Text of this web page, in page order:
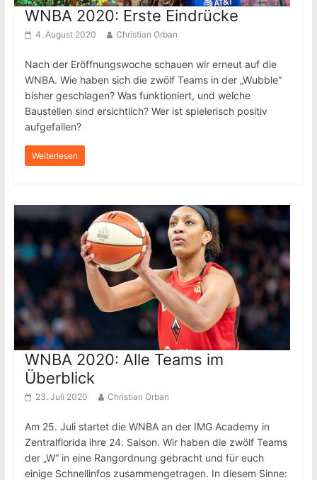
WNBA 2020: Erste Eindrücke
4. August 2020 Christian Orban
Nach der Eröffnungswoche schauen wir erneut auf die
WNBA. Wie haben sich die zwölf Teams in der „Wubble“
bisher geschlagen? Was funktioniert, und welche
Baustellen sind ersichtlich? Wer ist spielerisch positiv
aufgefallen?
Weiterlesen
WNBA 2020: Alle Teams im
Überblick
23. Juli 2020 Christian Orban
Am 25. Juli startet die WNBA an der IMG Academy in
Zentralflorida ihre 24. Saison. Wir haben die zwölf Teams
der „W“ in eine Rangordnung gebracht und für euch
einige Schnellinfos zusammengetragen. In diesem Sinne: